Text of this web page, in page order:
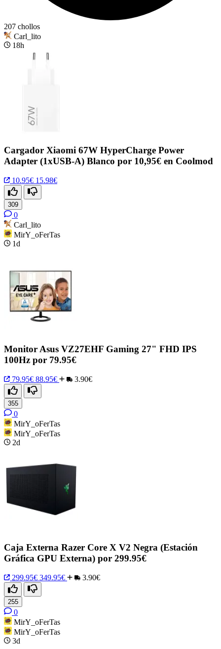
207 chollos
Carl_lito
18h
Cargador Xiaomi 67W HyperCharge Power
Adapter (1xUSB-A) Blanco por 10,95€ en Coolmod
10.95€ 15.98€
309
0
Carl_lito
MirY_oFerTas
1d
Monitor Asus VZ27EHF Gaming 27" FHD IPS
100Hz por 79.95€
79.95€ 88.95€ 3.90€
355
0
MirY_oFerTas
MirY_oFerTas
2d
Caja Externa Razer Core X V2 Negra (Estación
Gráfica GPU Externa) por 299.95€
299.95€ 349.95€ 3.90€
255
0
MirY_oFerTas
MirY_oFerTas
3d